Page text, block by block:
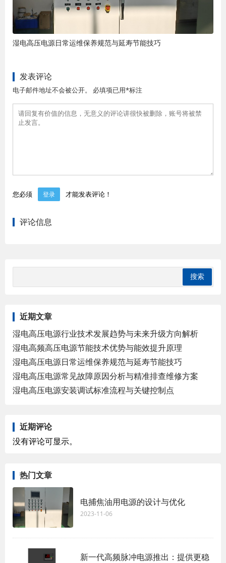
湿电高压电源日常运维保养规范与延寿节能技巧
发表评论
电子邮件地址不会被公开。 必填项已用*标注
您必须 登录 才能发表评论！
评论信息
近期文章
湿电高压电源行业技术发展趋势与未来升级方向解析
湿电高频高压电源节能技术优势与能效提升原理
湿电高压电源日常运维保养规范与延寿节能技巧
湿电高压电源常见故障原因分析与精准排查维修方案
湿电高压电源安装调试标准流程与关键控制点
近期评论
没有评论可显示。
热门文章
电捕焦油用电源的设计与优化
2023-11-06
新一代高频脉冲电源推出：提供更稳